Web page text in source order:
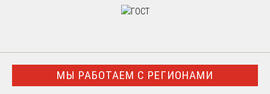
МЫ РАБОТАЕМ С РЕГИОНАМИ